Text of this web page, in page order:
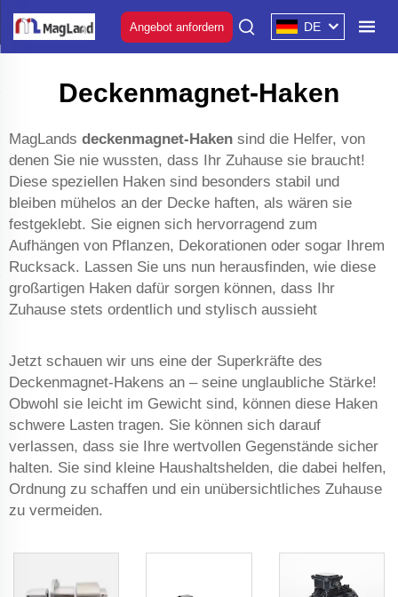
Angebot anfordern DE
Deckenmagnet-Haken
MagLands deckenmagnet-Haken sind die Helfer, von
denen Sie nie wussten, dass Ihr Zuhause sie braucht!
Diese speziellen Haken sind besonders stabil und
bleiben mühelos an der Decke haften, als wären sie
festgeklebt. Sie eignen sich hervorragend zum
Aufhängen von Pflanzen, Dekorationen oder sogar Ihrem
Rucksack. Lassen Sie uns nun herausfinden, wie diese
großartigen Haken dafür sorgen können, dass Ihr
Zuhause stets ordentlich und stylisch aussieht
Jetzt schauen wir uns eine der Superkräfte des
Deckenmagnet-Hakens an – seine unglaubliche Stärke!
Obwohl sie leicht im Gewicht sind, können diese Haken
schwere Lasten tragen. Sie können sich darauf
verlassen, dass sie Ihre wertvollen Gegenstände sicher
halten. Sie sind kleine Haushaltshelden, die dabei helfen,
Ordnung zu schaffen und ein unübersichtliches Zuhause
zu vermeiden.